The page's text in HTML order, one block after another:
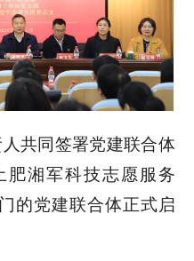
共同签署党建联合体
肥湘军科技志愿服务
的党建联合体正式启